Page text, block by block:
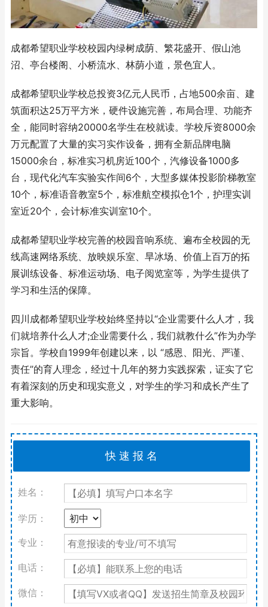
成都希望职业学校校园内绿树成荫、繁花盛开、假山池
沼、亭台楼阁、小桥流水、林荫小道，景色宜人。
成都希望职业学校总投资3亿元人民币，占地500余亩、建
筑面积达25万平方米，硬件设施完善，布局合理、功能齐
全，能同时容纳20000名学生在校就读。学校斥资8000余
万元配置了大量的实习实作设备，拥有全新品牌电脑
15000余台，标准实习机房近100个，汽修设备1000多
台，现代化汽车实验实作间6个，大型多媒体投影阶梯教室
10个，标准语音教室5个，标准航空模拟仓1个，护理实训
室近20个，会计标准实训室10个。
成都希望职业学校完善的校园音响系统、遍布全校园的无
线高速网络系统、放映娱乐室、旱冰场、价值上百万的拓
展训练设备、标准运动场、电子阅览室等，为学生提供了
学习和生活的保障。
四川成都希望职业学校始终坚持以“企业需要什么人才，我
们就培养什么人才;企业需要什么，我们就教什么”作为办学
宗旨。学校自1999年创建以来，以 “感恩、阳光、严谨、
责任”的育人理念，经过十几年的努力实践探索，证实了它
有着深刻的历史和现实意义，对学生的学习和成长产生了
重大影响。
姓名：
学历：
专业：
电话：
微信：